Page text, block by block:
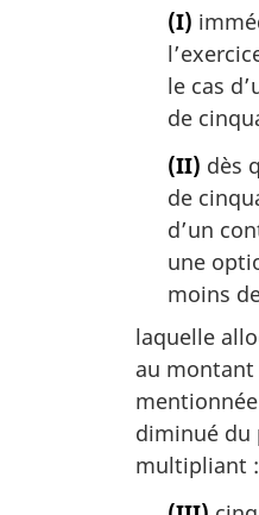
(I)
le cas
de
(II) dès
de
d’un
une
moins
laquelle
au
diminué du
multipliant :